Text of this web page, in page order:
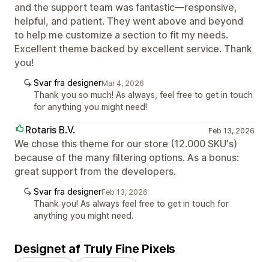
and the support team was fantastic—responsive,
helpful, and patient. They went above and beyond
to help me customize a section to fit my needs.
Excellent theme backed by excellent service. Thank
you!
Svar fra designerMar 4, 2026
Thank you so much! As always, feel free to get in touch
for anything you might need!
Rotaris B.V. Feb 13, 2026
We chose this theme for our store (12.000 SKU's)
because of the many filtering options. As a bonus:
great support from the developers.
Svar fra designerFeb 13, 2026
Thank you! As always feel free to get in touch for
anything you might need.
Designet af Truly Fine Pixels